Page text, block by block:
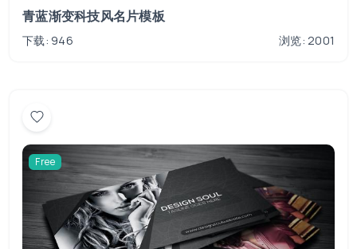
青蓝渐变科技风名片模板
下载: 946 浏览: 2001
Free